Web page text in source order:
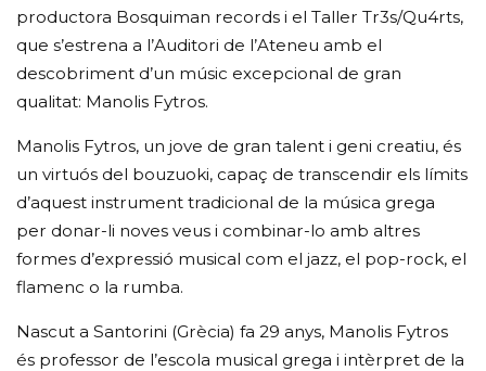
productora Bosquiman records i el Taller Tr3s/Qu4rts,
que s’estrena a l’Auditori de l’Ateneu amb el
descobriment d’un músic excepcional de gran
qualitat: Manolis Fytros.
Manolis Fytros, un jove de gran talent i geni creatiu, és
un virtuós del bouzuoki, capaç de transcendir els límits
d’aquest instrument tradicional de la música grega
per donar-li noves veus i combinar-lo amb altres
formes d’expressió musical com el jazz, el pop-rock, el
flamenc o la rumba.
Nascut a Santorini (Grècia) fa 29 anys, Manolis Fytros
és professor de l’escola musical grega i intèrpret de la